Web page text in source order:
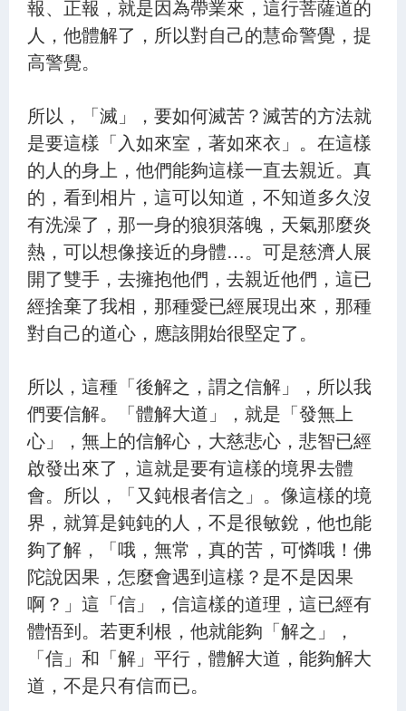
報、正報，就是因為帶業來，這行菩薩道的
人，他體解了，所以對自己的慧命警覺，提
高警覺。
所以，「滅」，要如何滅苦？滅苦的方法就
是要這樣「入如來室，著如來衣」。在這樣
的人的身上，他們能夠這樣一直去親近。真
的，看到相片，這可以知道，不知道多久沒
有洗澡了，那一身的狼狽落魄，天氣那麼炎
熱，可以想像接近的身體…。可是慈濟人展
開了雙手，去擁抱他們，去親近他們，這已
經捨棄了我相，那種愛已經展現出來，那種
對自己的道心，應該開始很堅定了。
所以，這種「後解之，謂之信解」，所以我
們要信解。「體解大道」，就是「發無上
心」，無上的信解心，大慈悲心，悲智已經
啟發出來了，這就是要有這樣的境界去體
會。所以，「又鈍根者信之」。像這樣的境
界，就算是鈍鈍的人，不是很敏銳，他也能
夠了解，「哦，無常，真的苦，可憐哦！佛
陀說因果，怎麼會遇到這樣？是不是因果
啊？」這「信」，信這樣的道理，這已經有
體悟到。若更利根，他就能夠「解之」，
「信」和「解」平行，體解大道，能夠解大
道，不是只有信而已。